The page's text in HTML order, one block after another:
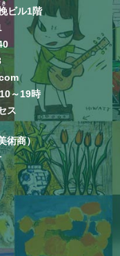
ビル1階
～19時
ス
術商）